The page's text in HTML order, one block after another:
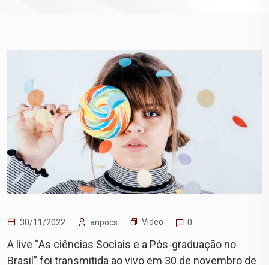
30/11/2022 anpocs Video 0
A live “As ciências Sociais e a Pós-graduação no
Brasil” foi transmitida ao vivo em 30 de novembro de